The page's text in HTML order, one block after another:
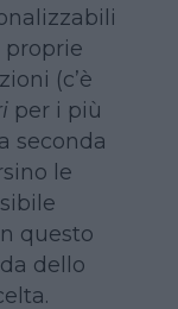
proprie
(c’è
per i più
seconda
le
questo
dello